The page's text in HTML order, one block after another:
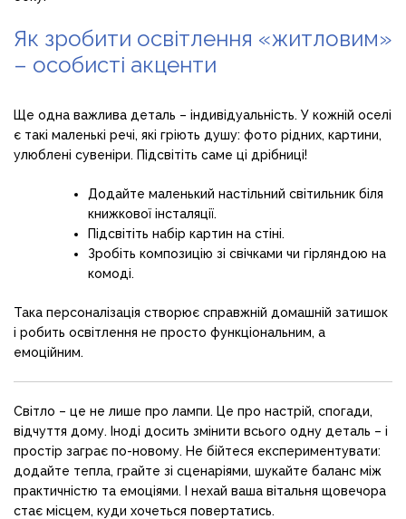
Як зробити освітлення «житловим»
– особисті акценти
Ще одна важлива деталь – індивідуальність. У кожній оселі
є такі маленькі речі, які гріють душу: фото рідних, картини,
улюблені сувеніри. Підсвітіть саме ці дрібниці!
Додайте маленький настільний світильник біля
книжкової інсталяції.
Підсвітіть набір картин на стіні.
Зробіть композицію зі свічками чи гірляндою на
комоді.
Така персоналізація створює справжній домашній затишок
і робить освітлення не просто функціональним, а
емоційним.
Світло – це не лише про лампи. Це про настрій, спогади,
відчуття дому. Іноді досить змінити всього одну деталь – і
простір заграє по-новому. Не бійтеся експериментувати:
додайте тепла, грайте зі сценаріями, шукайте баланс між
практичністю та емоціями. І нехай ваша вітальня щовечора
стає місцем, куди хочеться повертатись.